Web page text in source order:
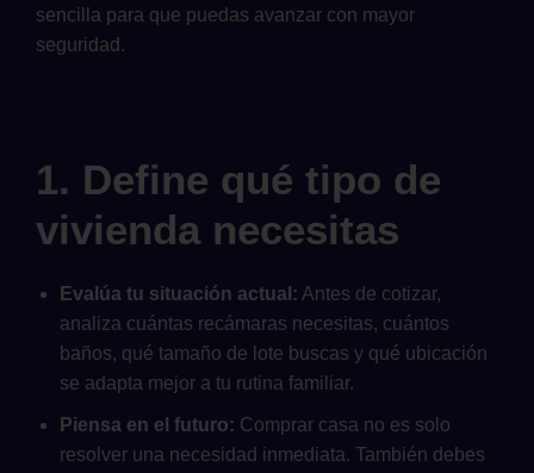
sencilla para que puedas avanzar con mayor
seguridad.
1. Define qué tipo de
vivienda necesitas
Evalúa tu situación actual: Antes de cotizar,
analiza cuántas recámaras necesitas, cuántos
baños, qué tamaño de lote buscas y qué ubicación
se adapta mejor a tu rutina familiar.
Piensa en el futuro: Comprar casa no es solo
resolver una necesidad inmediata. También debes